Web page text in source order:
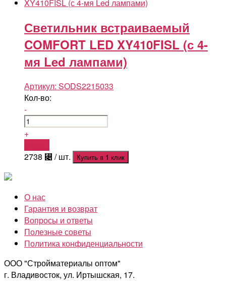
Светильник встраиваемый
COMFORT LED XY410FISL (с 4-
мя Led лампами)
Артикул: SODS2215033
Кол-во:
-
+
2738 ⃄ / шт. Купить в 1 клик
О нас
Гарантия и возврат
Вопросы и ответы
Полезные советы
Политика конфиденциальности
ООО "Стройматериалы оптом"
г. Владивосток, ул. Иртышская, 17.